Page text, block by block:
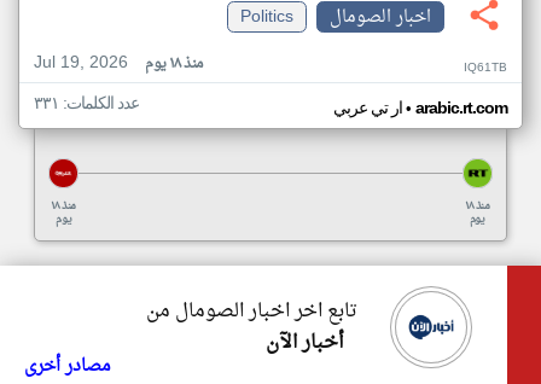
اخبار الصومال
Politics
Jul 19, 2026
منذ ١٨ يوم IQ61TB
ار تي عربي• arabic.rt.com عدد الكلمات: ٣٣١
منذ ١٨
يوم
منذ ١٨
يوم
تابع اخر اخبار الصومال من
أخبار الآن
مصادر أخرى